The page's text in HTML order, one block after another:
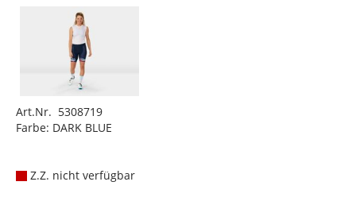
Art.Nr. 5308719
Farbe: DARK BLUE
Z.Z. nicht verfügbar